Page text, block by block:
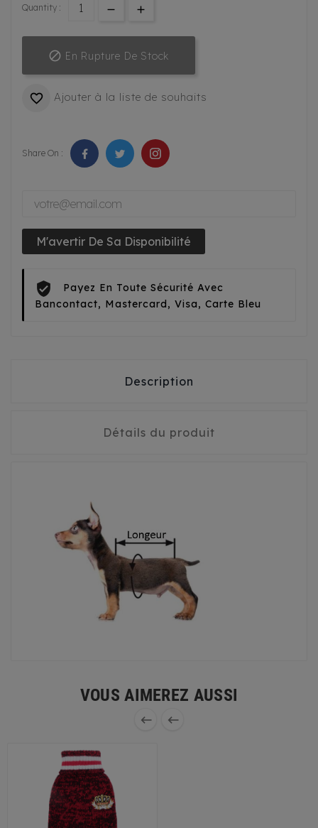
Quantity :
 En Rupture De Stock
 Ajouter à la liste de souhaits
Share On :
M'avertir De Sa Disponibilité
Payez En Toute Sécurité Avec
Bancontact, Mastercard, Visa, Carte Bleu
Description
Détails du produit
VOUS AIMEREZ AUSSI
 